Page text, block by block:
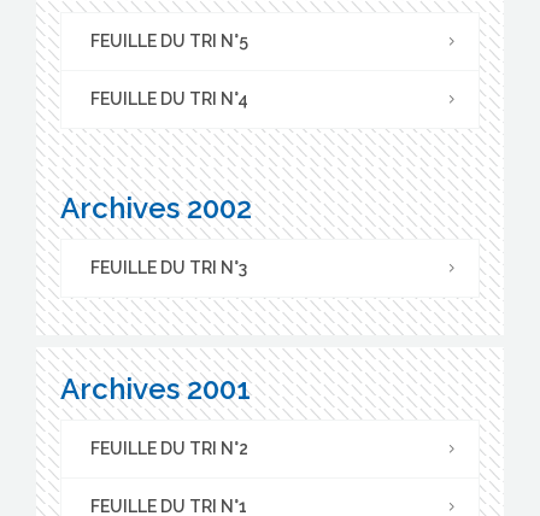
FEUILLE DU TRI N°5
FEUILLE DU TRI N°4
Archives 2002
FEUILLE DU TRI N°3
Archives 2001
FEUILLE DU TRI N°2
FEUILLE DU TRI N°1